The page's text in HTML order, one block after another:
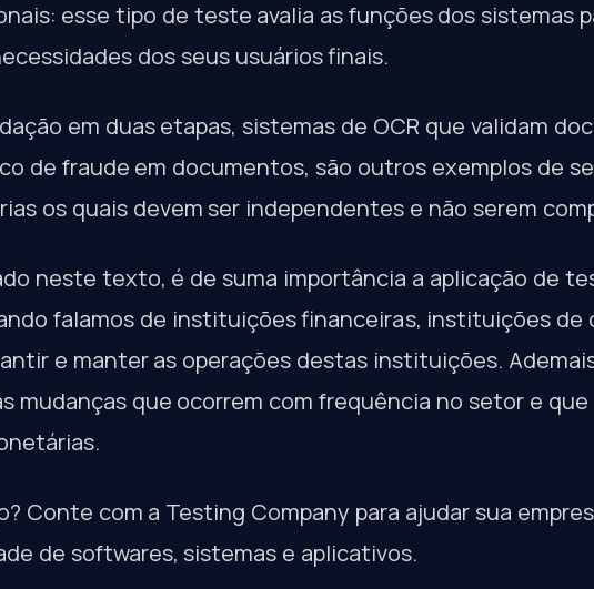
esse tipo de teste avalia as funções dos sistemas
dos seus usuários finais.
em duas etapas, sistemas de OCR que validam
de fraude em documentos, são outros exemplos de
os quais devem ser independentes e não serem
neste texto, é de suma importância a aplicação de
falamos de instituições financeiras, instituições de
e manter as operações destas instituições.
mudanças que ocorrem com frequência no setor e
Conte com a Testing Company para ajudar sua
de softwares, sistemas e aplicativos.